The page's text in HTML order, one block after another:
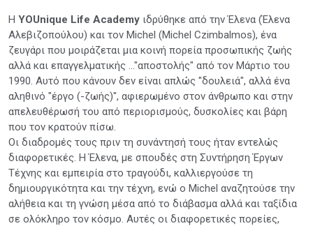
Η YOUnique Life Academy ιδρύθηκε από την Έλενα (Έλενα
Αλεβιζοπούλου) και τον Michel (Michel Czimbalmos), ένα
ζευγάρι που μοιράζεται μια κοινή πορεία προσωπικής ζωής
αλλά και επαγγελματικής ..."αποστολής" από τον Μάρτιο του
1990. Αυτό που κάνουν δεν είναι απλώς "δουλειά", αλλά ένα
αληθινό "έργο (-ζωής)", αφιερωμένο στον άνθρωπο και στην
απελευθέρωσή του από περιορισμούς, δυσκολίες και βάρη
που τον κρατούν πίσω.
Οι διαδρομές τους πριν τη συνάντησή τους ήταν εντελώς
διαφορετικές. Η Έλενα, με σπουδές στη Συντήρηση Έργων
Τέχνης και εμπειρία στο τραγούδι, καλλιεργούσε τη
δημιουργικότητα και την τέχνη, ενώ ο Michel αναζητούσε την
αλήθεια και τη γνώση μέσα από το διάβασμα αλλά και ταξίδια
σε ολόκληρο τον κόσμο. Αυτές οι διαφορετικές πορείες,